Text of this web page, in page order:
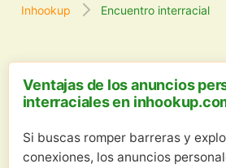
Inhookup Encuentro interracial
Ventajas de los anuncios
interraciales en
Si buscas romper barreras y
conexiones, los anuncios